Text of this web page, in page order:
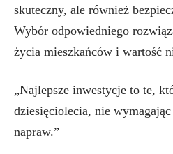
skuteczny, ale również
Wybór odpowiedniego
życia mieszkańców i wartość
„Najlepsze inwestycje to te,
dziesięciolecia, nie
napraw.”